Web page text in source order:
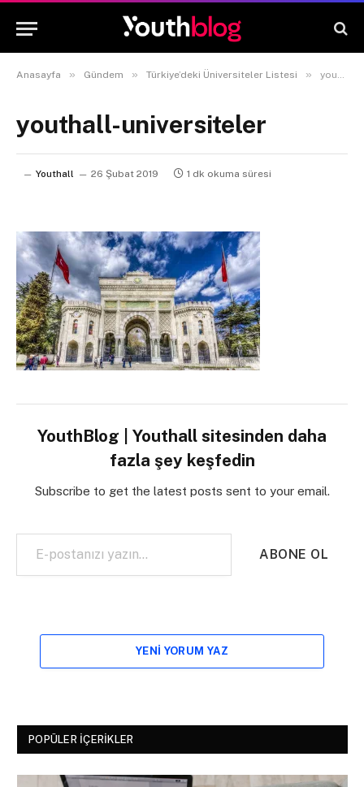
Anasayfa » Gündem » Türkiye’deki Üniversiteler Listesi » youthall-universiteler
youthall-universiteler
Youthall 26 Şubat 2019 1 dk okuma süresi
YouthBlog | Youthall sitesinden daha
fazla şey keşfedin
Subscribe to get the latest posts sent to your email.
E-postanızı yazın…
ABONE OL
YENI YORUM YAZ
POPÜLER İÇERIKLER